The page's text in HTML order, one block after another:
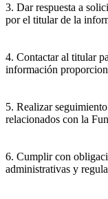
3. Dar respuesta a
por el titular de la
4. Contactar al titular
información
5. Realizar
relacionados con la
6. Cumplir con
administrativas y